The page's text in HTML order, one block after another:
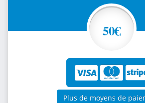
50€
Plus de moyens de